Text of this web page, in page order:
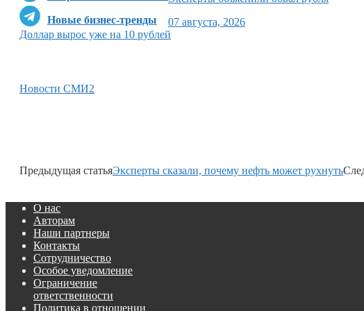
Новые бизнес-тренды
07 августа, 2026
Доллар вырос уже на 10 рублей
Новости СМИ2
Предыдущая статьяЭксперты сказали, почему нефть может рухнуть
О нас
Авторам
Наши партнеры
Контакты
Сотрудничество
Особое уведомление
Ограничение
ответственности
Политика в отношении